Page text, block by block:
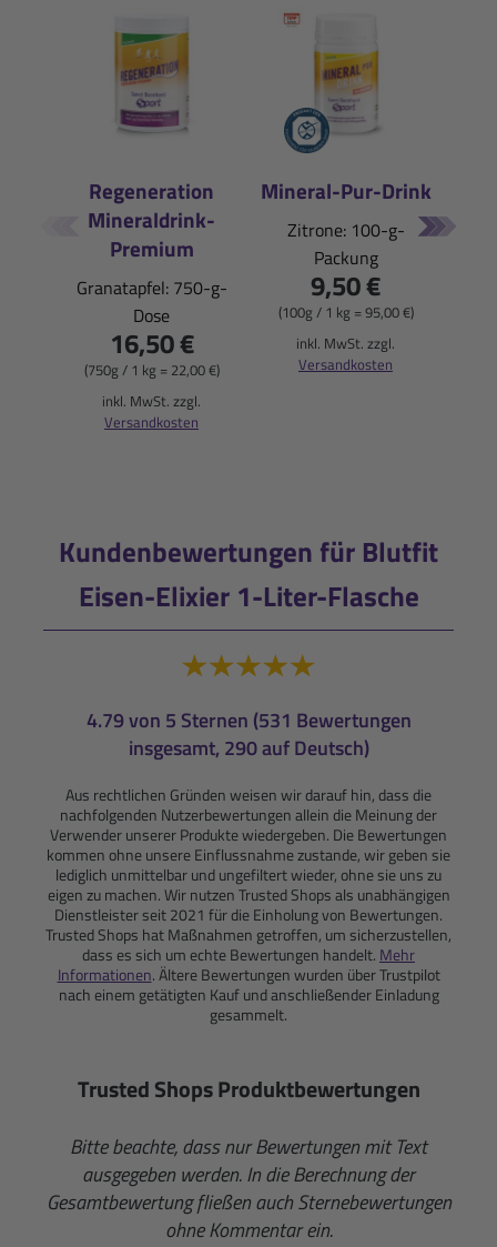
Regeneration
Mineraldrink-
Premium
Granatapfel: 750-g-
Dose
16,50 €
(750g / 1 kg = 22,00 €)
inkl. MwSt. zzgl.
Versandkosten
Mineral-Pur-Drink
Zitrone: 100-g-
Packung
9,50 €
(100g / 1 kg = 95,00 €)
inkl. MwSt. zzgl.
Versandkosten
Kundenbewertungen für Blutfit
Eisen-Elixier 1-Liter-Flasche
4.79 von 5 Sternen (531 Bewertungen
insgesamt, 290 auf Deutsch)
Aus rechtlichen Gründen weisen wir darauf hin, dass die
nachfolgenden Nutzerbewertungen allein die Meinung der
Verwender unserer Produkte wiedergeben. Die Bewertungen
kommen ohne unsere Einflussnahme zustande, wir geben sie
lediglich unmittelbar und ungefiltert wieder, ohne sie uns zu
eigen zu machen. Wir nutzen Trusted Shops als unabhängigen
Dienstleister seit 2021 für die Einholung von Bewertungen.
Trusted Shops hat Maßnahmen getroffen, um sicherzustellen,
dass es sich um echte Bewertungen handelt. Mehr
Informationen. Ältere Bewertungen wurden über Trustpilot
nach einem getätigten Kauf und anschließender Einladung
gesammelt.
Trusted Shops Produktbewertungen
Bitte beachte, dass nur Bewertungen mit Text
ausgegeben werden. In die Berechnung der
Gesamtbewertung fließen auch Sternebewertungen
ohne Kommentar ein.